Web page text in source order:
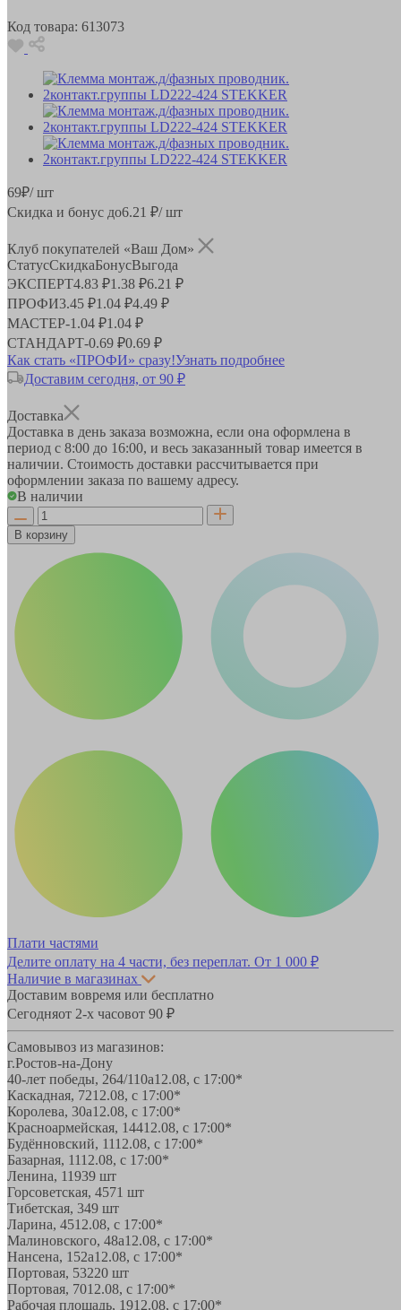
Код товара: 613073
69₽/ шт
Скидка и бонус до6.21 ₽/ шт
Клуб покупателей «Ваш Дом»
СтатусСкидкаБонусВыгода
ЭКСПЕРТ4.83 ₽1.38 ₽6.21 ₽
ПРОФИ3.45 ₽1.04 ₽4.49 ₽
МАСТЕР-1.04 ₽1.04 ₽
СТАНДАРТ-0.69 ₽0.69 ₽
Как стать «ПРОФИ» сразу!Узнать подробнее
Доставим сегодня, от 90 ₽
Доставка
Доставка в день заказа возможна, если она оформлена в
период с 8:00 до 16:00, и весь заказанный товар имеется в
наличии. Стоимость доставки рассчитывается при
оформлении заказа по вашему адресу.
В наличии
В корзину
Плати частями
Делите оплату на 4 части, без переплат. От 1 000 ₽
Наличие в магазинах
Доставим вовремя или бесплатно
Сегодняот 2-х часовот 90 ₽
Самовывоз из магазинов:
г.Ростов-на-Дону
40-лет победы, 264/110а12.08, с 17:00*
Каскадная, 7212.08, с 17:00*
Королева, 30а12.08, с 17:00*
Красноармейская, 14412.08, с 17:00*
Будённовский, 1112.08, с 17:00*
Базарная, 1112.08, с 17:00*
Ленина, 11939 шт
Горсоветская, 4571 шт
Тибетская, 349 шт
Ларина, 4512.08, с 17:00*
Малиновского, 48а12.08, с 17:00*
Нансена, 152а12.08, с 17:00*
Портовая, 53220 шт
Портовая, 7012.08, с 17:00*
Рабочая площадь, 1912.08, с 17:00*